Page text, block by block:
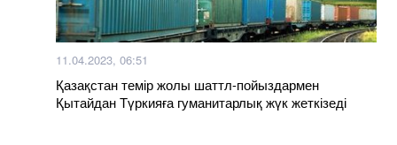
11.04.2023, 06:51
Қазақстан темір жолы шаттл-пойыздармен
Қытайдан Түркияға гуманитарлық жүк жеткізеді